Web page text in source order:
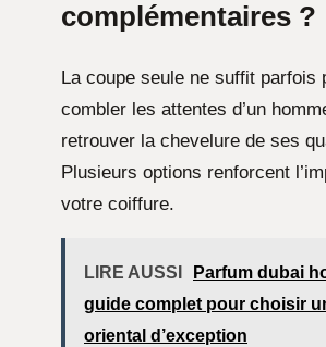
complémentaires ?
La coupe seule ne suffit parfois
combler les attentes d’un
retrouver la chevelure de ses
Plusieurs options renforcent
votre coiffure.
LIRE AUSSI
Parfum dubai
guide complet pour choisir
oriental d’exception